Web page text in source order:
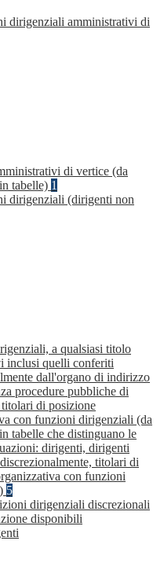
dirigenziali amministrativi di
di vertice (da
tabelle) 1
dirigenziali (dirigenti non
a qualsiasi titolo
inclusi quelli conferiti
dall'organo di indirizzo
procedure pubbliche di
titolari di posizione
con funzioni dirigenziali (da
tabelle che distinguano le
dirigenti, dirigenti
titolari di
con funzioni
5
dirigenziali discrezionali
disponibili